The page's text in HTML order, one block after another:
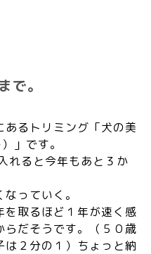
で。
るトリミング「犬の美
」です。
れると今年もあと３か
っていく。
を取るほど１年が速く感
らだそうです。（５０歳
２分の１）ちょっと納